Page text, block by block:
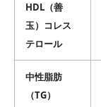
HDL（善
玉）コレス
テロール
中性脂肪
（TG）